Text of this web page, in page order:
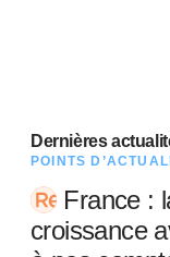
Dernières
POINTS
France :
croissance